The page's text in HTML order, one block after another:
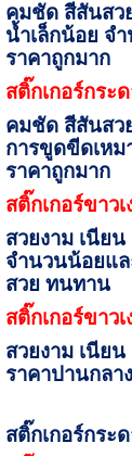
คมชัด สีสันสว
น้ำเล็กน้อย จ
ราคาถูกมาก
สติ๊กเกอร์กระ
คมชัด สีสันสว
การขูดขีดเห
ราคาถูกมาก
สติ๊กเกอร์ขาว
สวยงาม เนีย
จำนวนน้อยแ
สวย ทนทาน
สติ๊กเกอร์ขาวเ
สวยงาม เนียน
ราคาปานกลา
สติ๊กเกอร์กระ